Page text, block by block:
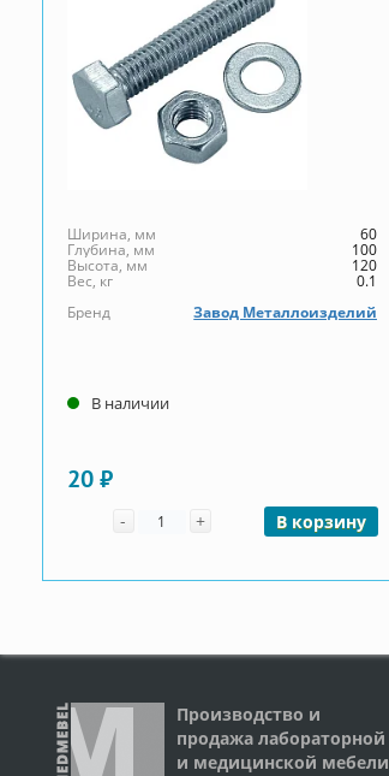
Ширина, мм 60
Глубина, мм 100
Высота, мм 120
Вес, кг
0.1
Бренд
Завод Металлоизделий
В наличии
20 ₽
- Количество
+ В корзину
Производство и
продажа лабораторной
и медицинской мебели